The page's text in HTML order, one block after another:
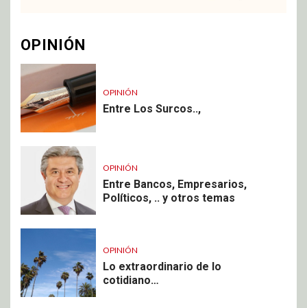
OPINIÓN
OPINIÓN
Entre Los Surcos..,
OPINIÓN
Entre Bancos, Empresarios,
Políticos, .. y otros temas
OPINIÓN
Lo extraordinario de lo
cotidiano…